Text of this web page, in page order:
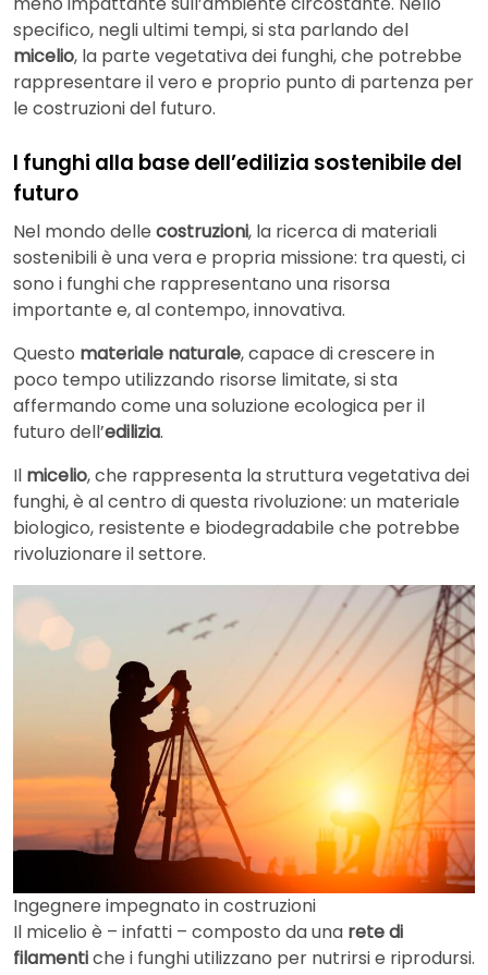
specifico, negli ultimi tempi, si sta parlando del
micelio, la parte vegetativa dei funghi, che potrebbe
rappresentare il vero e proprio punto di partenza per
le costruzioni del futuro.
I funghi alla base dell’edilizia sostenibile del
futuro
Nel mondo delle costruzioni, la ricerca di materiali
sostenibili è una vera e propria missione: tra questi, ci
sono i funghi che rappresentano una risorsa
importante e, al contempo, innovativa.
Questo materiale naturale, capace di crescere in
poco tempo utilizzando risorse limitate, si sta
affermando come una soluzione ecologica per il
futuro dell’edilizia.
Il micelio, che rappresenta la struttura vegetativa dei
funghi, è al centro di questa rivoluzione: un materiale
biologico, resistente e biodegradabile che potrebbe
rivoluzionare il settore.
Ingegnere impegnato in costruzioni
Il micelio è – infatti – composto da una rete di
filamentiche i funghi utilizzano per nutrirsi e riprodursi.